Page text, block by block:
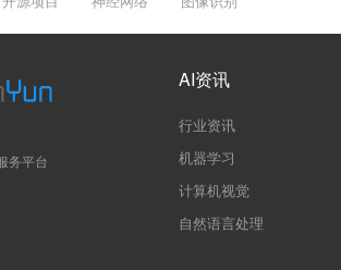
务平台
AI资讯
行业资讯
机器学习
计算机视觉
自然语言处理